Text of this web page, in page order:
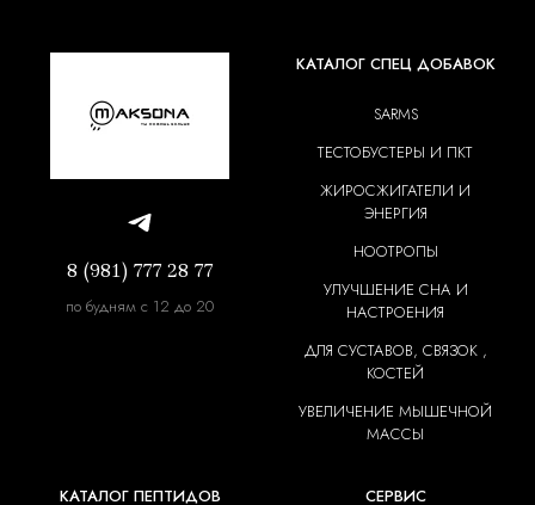
8 (981) 777 28 77
по будням с 12 до 20
КАТАЛОГ СПЕЦ ДОБАВОК
SARMS
ТЕСТОБУСТЕРЫ И ПКТ
ЖИРОСЖИГАТЕЛИ И
ЭНЕРГИЯ
НООТРОПЫ
УЛУЧШЕНИЕ СНА И
НАСТРОЕНИЯ
ДЛЯ СУСТАВОВ, СВЯЗОК ,
КОСТЕЙ
УВЕЛИЧЕНИЕ МЫШЕЧНОЙ
МАССЫ
КАТАЛОГ ПЕПТИДОВ СЕРВИС